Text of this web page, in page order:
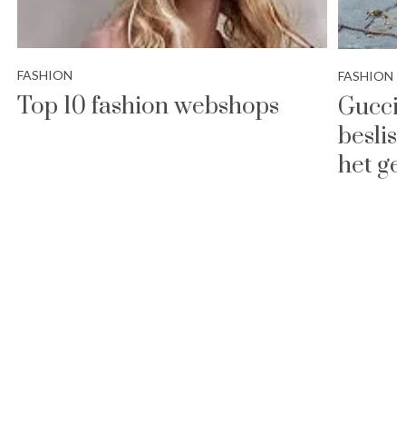
FASHION
Top 10 fashion webshops
FASHION
het